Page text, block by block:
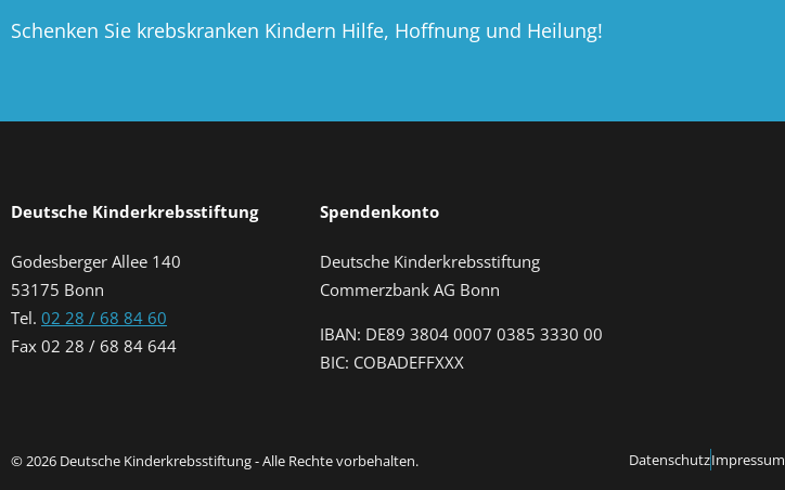
Schenken Sie krebskranken Kindern Hilfe, Hoffnung und Heilung!
Deutsche Kinderkrebsstiftung
Godesberger Allee 140
53175 Bonn
Tel. 02 28 / 68 84 60
Fax 02 28 / 68 84 644
Spendenkonto
Deutsche Kinderkrebsstiftung
Commerzbank AG Bonn
IBAN: DE89 3804 0007 0385 3330 00
BIC: COBADEFFXXX
© 2026 Deutsche Kinderkrebsstiftung - Alle Rechte vorbehalten. DatenschutzImpressum